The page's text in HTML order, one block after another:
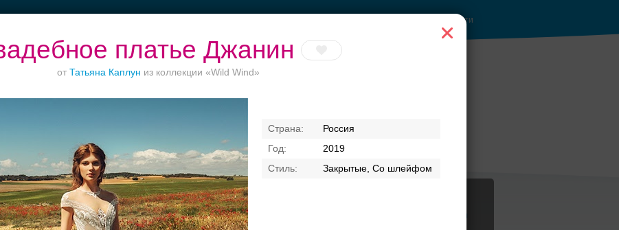
платье Джанин
от Татьяна Каплун из коллекции «Wild Wind»
Россия
2019
Закрытые, Со шлейфом
Войти
Журнал